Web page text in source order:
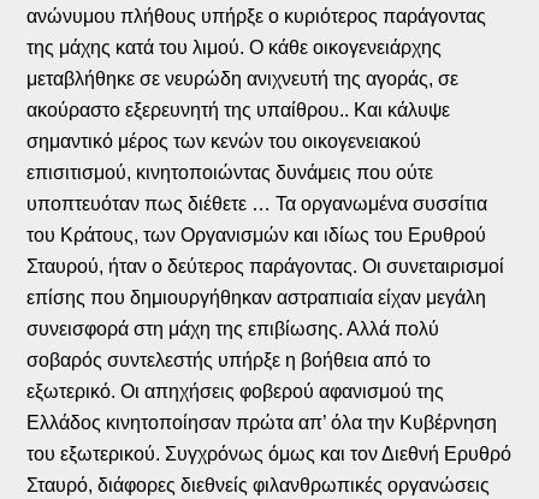
ανώνυμου πλήθους υπήρξε ο κυριότερος παράγοντας
της μάχης κατά του λιμού. Ο κάθε οικογενειάρχης
μεταβλήθηκε σε νευρώδη ανιχνευτή της αγοράς, σε
ακούραστο εξερευνητή της υπαίθρου.. Και κάλυψε
σημαντικό μέρος των κενών του οικογενειακού
επισιτισμού, κινητοποιώντας δυνάμεις που ούτε
υποπτευόταν πως διέθετε … Τα οργανωμένα συσσίτια
του Κράτους, των Οργανισμών και ιδίως του Ερυθρού
Σταυρού, ήταν ο δεύτερος παράγοντας. Οι συνεταιρισμοί
επίσης που δημιουργήθηκαν αστραπιαία είχαν μεγάλη
συνεισφορά στη μάχη της επιβίωσης. Αλλά πολύ
σοβαρός συντελεστής υπήρξε η βοήθεια από το
εξωτερικό. Οι απηχήσεις φοβερού αφανισμού της
Ελλάδος κινητοποίησαν πρώτα απ’ όλα την Κυβέρνηση
του εξωτερικού. Συγχρόνως όμως και τον Διεθνή Ερυθρό
Σταυρό, διάφορες διεθνείς φιλανθρωπικές οργανώσεις